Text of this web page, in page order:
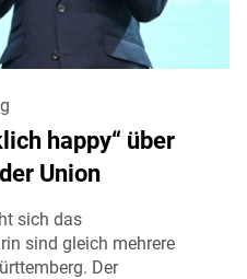
happy“ über
Union
sich das
sind gleich mehrere
Der